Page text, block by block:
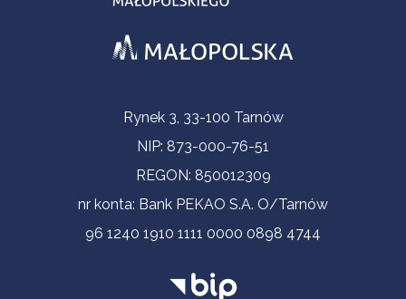
Informacje kontaktoweRynek 3, 33-100 Tarnów
NIP: 873-000-76-51
REGON: 850012309
nr konta: Bank PEKAO S.A. O/Tarnów
96 1240 1910 1111 0000 0898 4744